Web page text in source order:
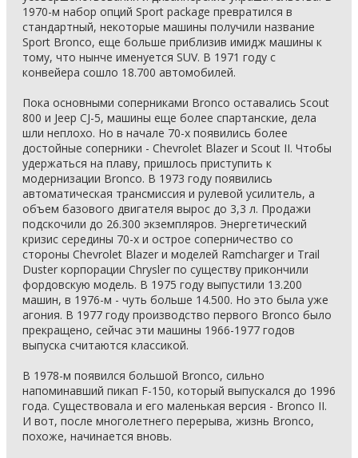
1970-м набор опций Sport package превратился в
стандартный, некоторые машины получили название
Sport Bronco, еще больше приблизив имидж машины к
тому, что нынче именуется SUV. В 1971 году с
конвейера сошло 18.700 автомобилей.
Пока основными соперниками Bronco оставались Scout
800 и Jeep CJ-5, машины еще более спартанские, дела
шли неплохо. Но в начале 70-х появились более
достойные соперники - Chevrolet Blazer и Scout II. Чтобы
удержаться на плаву, пришлось приступить к
модернизации Bronco. В 1973 году появились
автоматическая трансмиссия и рулевой усилитель, а
объем базового двигателя вырос до 3,3 л. Продажи
подскочили до 26.300 экземпляров. Энергетический
кризис середины 70-х и острое соперничество со
стороны Chevrolet Blazer и моделей Ramcharger и Trail
Duster корпорации Chrysler по существу прикончили
фордовскую модель. В 1975 году выпустили 13.200
машин, в 1976-м - чуть больше 14.500. Но это была уже
агония. В 1977 году производство первого Bronco было
прекращено, сейчас эти машины 1966-1977 годов
выпуска считаются классикой.
В 1978-м появился большой Bronco, сильно
напоминавший пикап F-150, который выпускался до 1996
года. Существовала и его маленькая версия - Bronco II.
И вот, после многолетнего перерыва, жизнь Bronco,
похоже, начинается вновь.